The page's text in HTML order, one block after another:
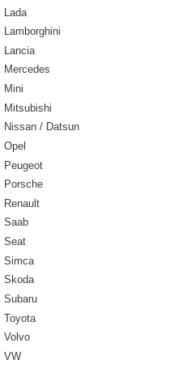
Lada
Lamborghini
Lancia
Mercedes
Mini
Mitsubishi
Nissan / Datsun
Opel
Peugeot
Porsche
Renault
Saab
Seat
Simca
Skoda
Subaru
Toyota
Volvo
VW